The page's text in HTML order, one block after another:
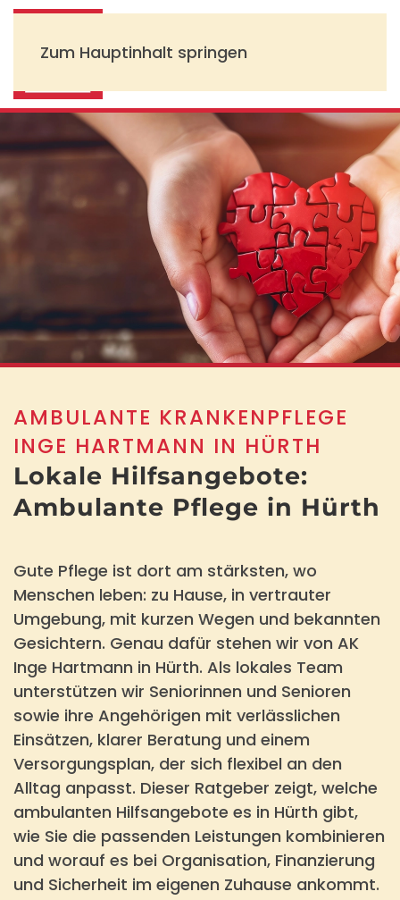
Zum Hauptinhalt springen
AMBULANTE KRANKENPFLEGE
INGE HARTMANN IN HÜRTH
Lokale Hilfsangebote:
Ambulante Pflege in Hürth
Gute Pflege ist dort am stärksten, wo
Menschen leben: zu Hause, in vertrauter
Umgebung, mit kurzen Wegen und bekannten
Gesichtern. Genau dafür stehen wir von AK
Inge Hartmann in Hürth. Als lokales Team
unterstützen wir Seniorinnen und Senioren
sowie ihre Angehörigen mit verlässlichen
Einsätzen, klarer Beratung und einem
Versorgungsplan, der sich flexibel an den
Alltag anpasst. Dieser Ratgeber zeigt, welche
ambulanten Hilfsangebote es in Hürth gibt,
wie Sie die passenden Leistungen kombinieren
und worauf es bei Organisation, Finanzierung
und Sicherheit im eigenen Zuhause ankommt.